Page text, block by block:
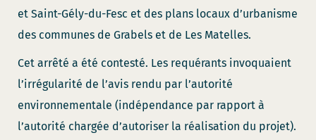
et Saint-Gély-du-Fesc et des plans locaux d’urbanisme
des communes de Grabels et de Les Matelles.
Cet arrêté a été contesté. Les requérants invoquaient
l’irrégularité de l’avis rendu par l’autorité
environnementale (indépendance par rapport à
l’autorité chargée d’autoriser la réalisation du projet).